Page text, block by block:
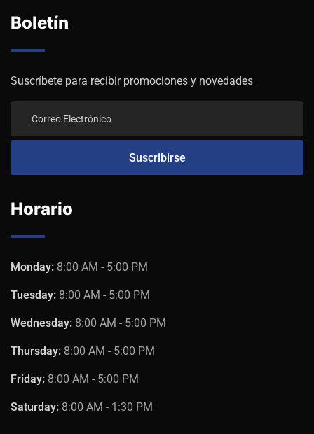
Boletín
Suscríbete para recibir promociones y novedades
Horario
Monday: 8:00 AM - 5:00 PM
Tuesday: 8:00 AM - 5:00 PM
Wednesday: 8:00 AM - 5:00 PM
Thursday: 8:00 AM - 5:00 PM
Friday: 8:00 AM - 5:00 PM
Saturday: 8:00 AM - 1:30 PM